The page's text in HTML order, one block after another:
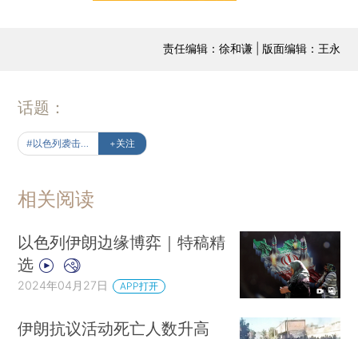
责任编辑：徐和谦 | 版面编辑：王永
话题：
+关注
相关阅读
以色列伊朗边缘博弈｜特稿精
选
2024年04月27日 APP打开
伊朗抗议活动死亡人数升高